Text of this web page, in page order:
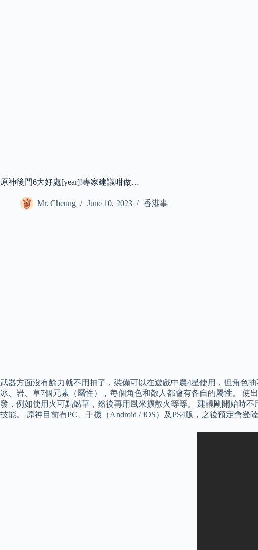
原神後門6大好處[year]!專家建議咁做…
Mr. Cheung June 10, 2023 香港事
武器方面沒有餘力就不用抽了，裝備可以在遊戲中農4星使用，但角色
冰、岩、草7個元素（屬性），每個角色和敵人都會有各自的屬性。 使
發，例如使用火可點燃草，然後再用風來擴散火等等。 建議剛開始時
技能。 原神目前有PC、手機（Android / iOS）及PS4版，之後預定會登陸